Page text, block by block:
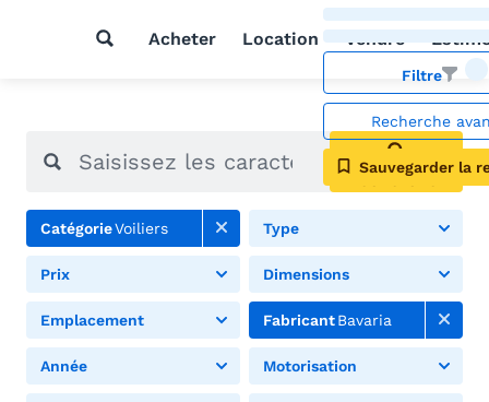
Acheter Location Vendre
Filtre
Recherche
Sauvegarder la
Rechercher
CatégorieVoiliers Type
Prix Dimensions
Emplacement FabricantBavaria
Année Motorisation